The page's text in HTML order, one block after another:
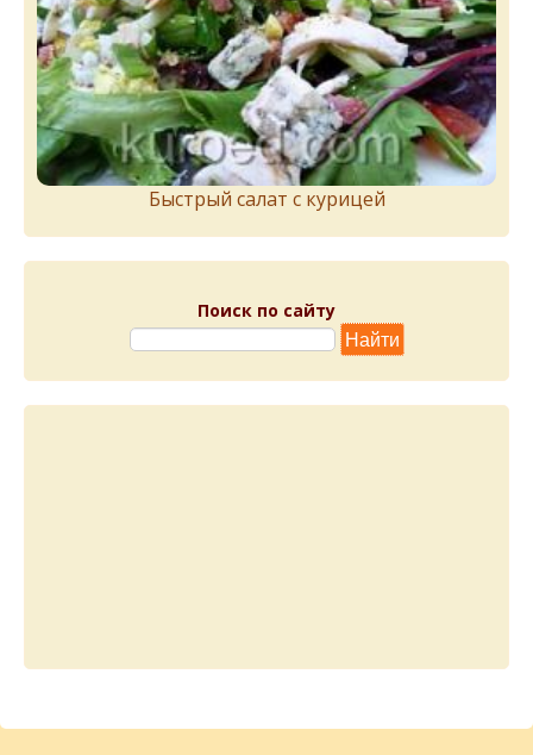
Быстрый салат с курицей
Поиск по сайту